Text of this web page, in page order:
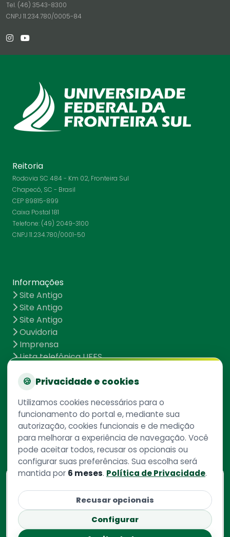
Tel. (46) 3543-8300
CNPJ 11.234.780/0005-84
Reitoria
Rodovia SC 484 - Km 02, Fronteira Sul
Chapecó, SC - Brasil
CEP 89815-899
Caixa Postal 181
Telefone: (49) 2049-3100
CNPJ 11.234.780/0001-50
Informações
Site Antigo
Site Antigo
Site Antigo
Ouvidoria
Imprensa
Lista telefônica UFFS
UFFS contra o Aedes
Mapa do site
Redes Sociais
o cadastro da instituição no
Sistema e-Mec
🍪 Privacidade e cookies
Utilizamos cookies necessários para o
funcionamento do portal e, mediante sua
autorização, cookies funcionais e de medição
para melhorar a experiência de navegação. Você
pode aceitar todos, recusar os opcionais ou
configurar suas preferências. Sua escolha será
mantida por 6 meses. Política de Privacidade.
Recusar opcionais
Configurar